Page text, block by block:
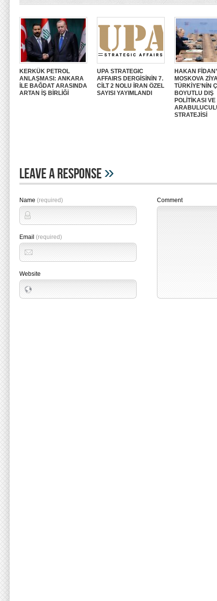
KERKÜK PETROL
ANLAŞMASI: ANKARA
İLE BAĞDAT ARASINDA
ARTAN İŞ BİRLİĞİ
UPA STRATEGIC
AFFAIRS DERGİSİNİN 7.
CİLT 2 NOLU İRAN ÖZEL
SAYISI YAYIMLANDI
HAKAN
MOSKOVA
TÜRKİYE’NİN
BOYUTLU DIŞ
POLİTİKASI VE
STRATEJİSİ
Leave A Response»
Name (required)
Email (required)
Website
Comment